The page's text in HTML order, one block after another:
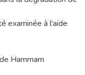
examinée à l’aide
Hammam